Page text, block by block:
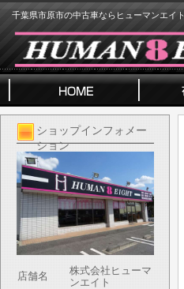
千葉県市原市の中古車ならヒューマンエイト
ショップインフォメー
ション
店舗名
株式会社ヒューマ
ンエイト